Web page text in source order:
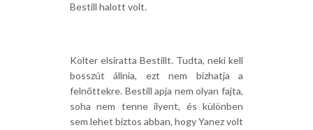
Bestill halott volt.
Kolter elsiratta Bestillt. Tudta, neki kell
bosszút állnia, ezt nem bízhatja a
felnőttekre. Bestill apja nem olyan fajta,
soha nem tenne ilyent, és különben
sem lehet biztos abban, hogy Yanez volt